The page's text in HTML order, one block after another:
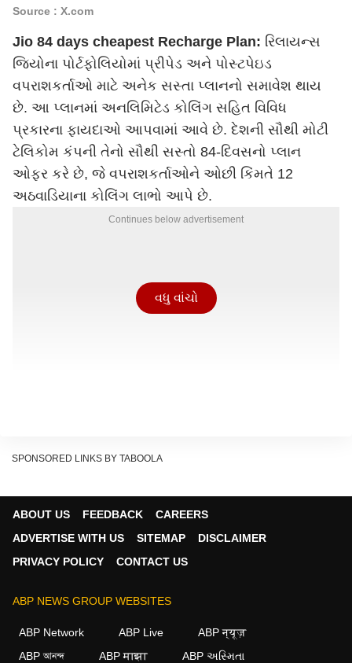
Source : X.com
Jio 84 days cheapest Recharge Plan: રિલાયન્સ
જિયોના પોર્ટફોલિયોમાં પ્રીપેડ અને પોસ્ટપેઇડ
વપરાશકર્તાઓ માટે અનેક સસ્તા પ્લાનનો સમાવેશ થાય
છે. આ પ્લાનમાં અનલિમિટેડ કોલિંગ સહિત વિવિધ
પ્રકારના ફાયદાઓ આપવામાં આવે છે. દેશની સૌથી મોટી
ટેલિકોમ કંપની તેનો સૌથી સસ્તો 84-દિવસનો પ્લાન
ઓફર કરે છે, જે વપરાશકર્તાઓને ઓછી કિંમતે 12
અઠવાડિયાના કોલિંગ લાભો આપે છે.
Continues below advertisement
વધુ વાંચો
SPONSORED LINKS BY TABOOLA
ABOUT US FEEDBACK
CAREERS
ADVERTISE WITH US
SITEMAP
DISCLAIMER
PRIVACY POLICY
CONTACT US
ABP NEWS GROUP WEBSITES
ABP Network ABP Live
ABP न्यूज़
ABP আনন্দ
ABP माझा ABP અસ્મિતા